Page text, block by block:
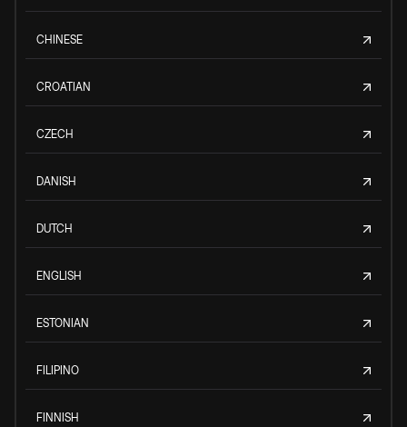
CHINESE
CROATIAN
CZECH
DANISH
DUTCH
ENGLISH
ESTONIAN
FILIPINO
FINNISH